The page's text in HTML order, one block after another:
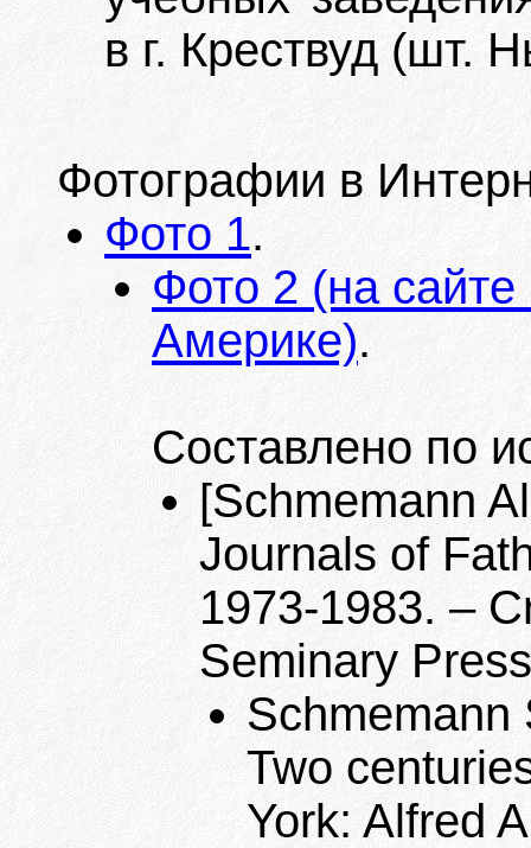
в г. Крествуд
Фотографии в
Фото 1.
Фото 2 (на
Америке).
Составлено по
[Schmemann
Journals of
1973-1983. –
Seminary
Schmemann
Two
York: Alfred